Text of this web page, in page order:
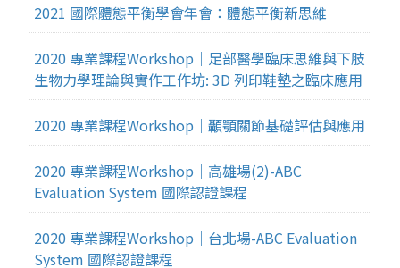
2021 國際體態平衡學會年會：體態平衡新思維
2020 專業課程Workshop｜足部醫學臨床思維與下肢
生物力學理論與實作工作坊: 3D 列印鞋墊之臨床應用
2020 專業課程Workshop｜顳顎關節基礎評估與應用
2020 專業課程Workshop｜高雄場(2)-ABC
Evaluation System 國際認證課程
2020 專業課程Workshop｜台北場-ABC Evaluation
System 國際認證課程